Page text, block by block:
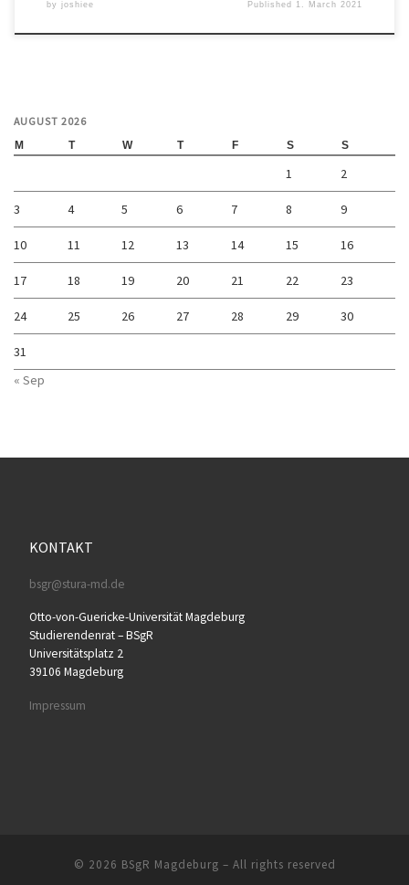
by joshiee Published 1. March 2021
AUGUST 2026
M T W T F S S
1 2
3 4 5 6 7 8 9
10 11 12 13 14 15 16
17 18 19 20 21 22 23
24 25 26 27 28 29 30
31
« Sep
KONTAKT
bsgr@stura-md.de
Otto-von-Guericke-Universität Magdeburg
Studierendenrat – BSgR
Universitätsplatz 2
39106 Magdeburg
Impressum
© 2026 BSgR Magdeburg – All rights reserved